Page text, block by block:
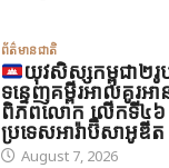
ព័ត៌មានជាតិ
យុវសិស្សកម្ពុជា២
ទន្ទេញគម្ពីរអាល់គូរអ
ពិភពលោក លើកទី៤៦
ប្រទេសអារ៉ាប៊ីសាអូឌីត
August 7, 2026